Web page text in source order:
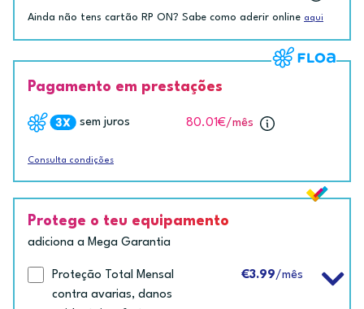
Ainda não tens cartão RP ON? Sabe como aderir online aqui
Pagamento em prestações
sem juros 80.01€/mês
Consulta condições
Protege o teu equipamento
adiciona a Mega Garantia
Proteção Total Mensal
contra avarias, danos
€3.99/mês